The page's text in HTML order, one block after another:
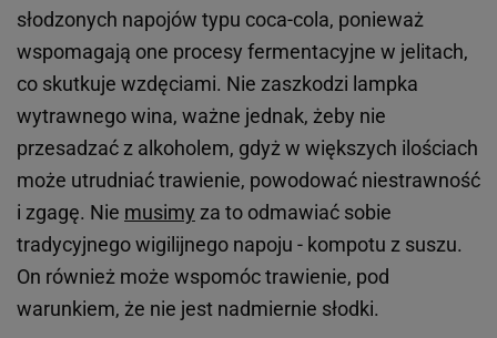
słodzonych napojów typu coca-cola, ponieważ
wspomagają one procesy fermentacyjne w jelitach,
co skutkuje wzdęciami. Nie zaszkodzi lampka
wytrawnego wina, ważne jednak, żeby nie
przesadzać z alkoholem, gdyż w większych ilościach
może utrudniać trawienie, powodować niestrawność
i zgagę. Nie musimy za to odmawiać sobie
tradycyjnego wigilijnego napoju - kompotu z suszu.
On również może wspomóc trawienie, pod
warunkiem, że nie jest nadmiernie słodki.